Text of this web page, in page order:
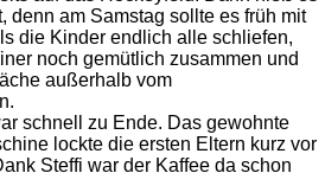
denn am Samstag sollte es früh mit
die Kinder endlich alle schliefen,
noch gemütlich zusammen und
außerhalb vom
schnell zu Ende. Das gewohnte
lockte die ersten Eltern kurz vor
Steffi war der Kaffee da schon